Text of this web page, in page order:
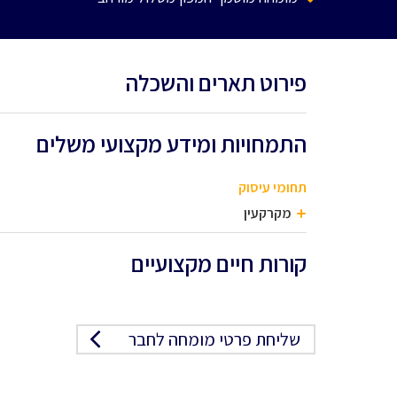
פירוט תארים והשכלה
התמחויות ומידע מקצועי משלים
תחומי עיסוק
מקרקעין
קורות חיים מקצועיים
שליחת פרטי מומחה לחבר